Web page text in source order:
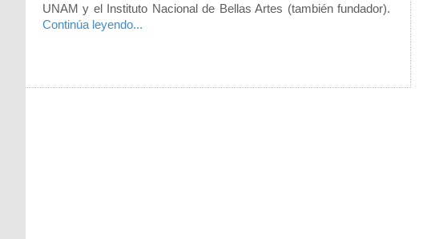
UNAM y el Instituto Nacional de Bellas Artes (también fundador).
Continúa leyendo...